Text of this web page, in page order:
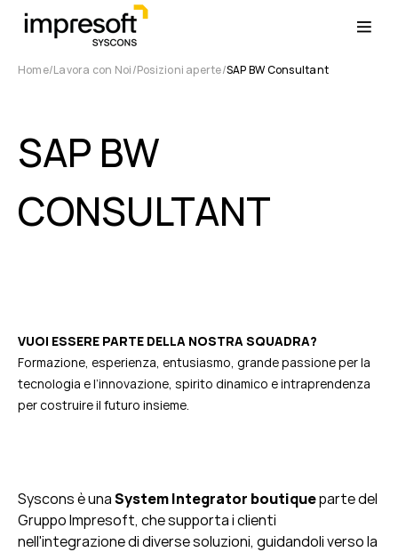
Home Lavora con Noi Posizioni aperte SAP BW Consultant
SAP BW
CONSULTANT
VUOI ESSERE PARTE DELLA NOSTRA SQUADRA?
Formazione, esperienza, entusiasmo, grande passione per la
tecnologia e l’innovazione, spirito dinamico e intraprendenza
per costruire il futuro insieme.
Syscons è unaSystem Integrator boutiquepartedel
GruppoImpresoft, che supporta i clienti
nell'integrazione di diverse soluzioni, guidandoliverso la